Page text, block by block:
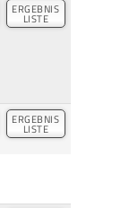
ERGEBNIS
LISTE
ERGEBNIS
LISTE